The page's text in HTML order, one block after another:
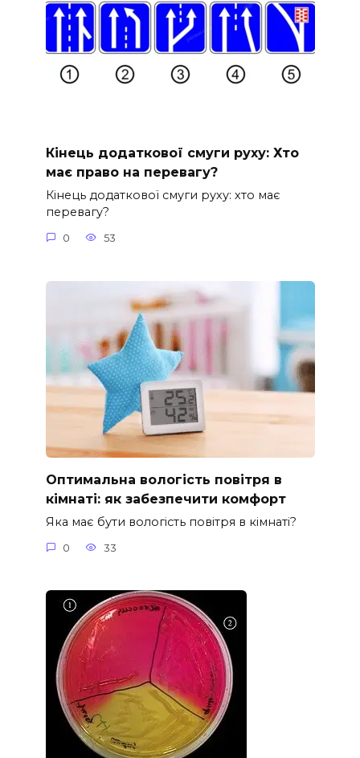
Кінець додаткової смуги руху: Хто
має право на перевагу?
Кінець додаткової смуги руху: хто має
перевагу?
0 53
Оптимальна вологість повітря в
кімнаті: як забезпечити комфорт
Яка має бути вологість повітря в кімнаті?
0 33